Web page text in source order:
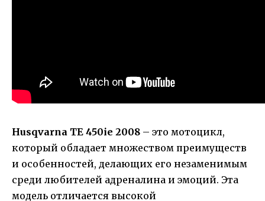
Husqvarna TE 450ie 2008 – это мотоцикл,
который обладает множеством преимуществ
и особенностей, делающих его незаменимым
среди любителей адреналина и эмоций. Эта
модель отличается высокой